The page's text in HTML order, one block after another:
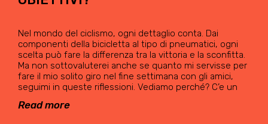
Nel mondo del ciclismo, ogni dettaglio conta. Dai
componenti della bicicletta al tipo di pneumatici, ogni
scelta può fare la differenza tra la vittoria e la sconfitta.
Ma non sottovaluterei anche se quanto mi servisse per
fare il mio solito giro nel fine settimana con gli amici,
seguimi in queste riflessioni. Vediamo perché? C’e un
Read more